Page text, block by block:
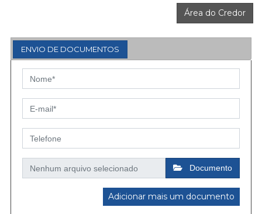
Área do Credor
ENVIO DE DOCUMENTOS
Documento
Adicionar mais um documento